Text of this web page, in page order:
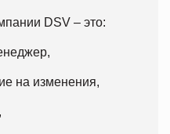
DSV – это:
на изменения,